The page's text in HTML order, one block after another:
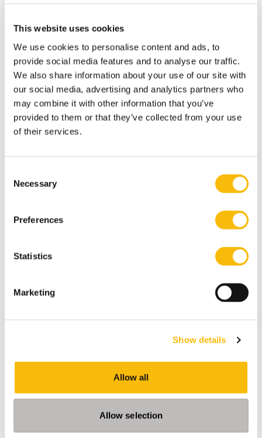
This website uses cookies
We use cookies to personalise content and ads, to
provide social media features and to analyse our traffic.
We also share information about your use of our site with
our social media, advertising and analytics partners who
may combine it with other information that you’ve
provided to them or that they’ve collected from your use
of their services.
Selection
Necessary
Preferences
Statistics
Marketing
Show details
Allow all
Allow selection
2022
Nuis, J.W., Peters, P., Blomme, R., Kievit, H., (2021)
Dialogues in Sustainable HRM: Examining and
Positioning Intended and Continuous Dialogue in
Sustainable HRM Using a Complexity Thinking
Approach; Sustainability, 13(19), pp1-20; 10853
Engelberts, L., Rheede, A. van, H. Kievit, A. Nijhof;
Explorative Study from the Inside-out Perspective;
Agricultural Innovations and their Impact”. 11, 2116.
Van Hal, A., Kievit, H. and Nijhof, A. (2020), CSR in the
Netherlands (chapter 17), 380-392. In: Idowu, S. (eds.),
Responsibility: In the Era of Sustainable Development
Goals, Springer.
Ecosystems; Cooperative Approaches for a Changing
World, Springer.
Akterujjaman, S.M., Mulder, R., Kievit, H., (2020) The
influence of strategic orientation on co-creation in
smart city projects: enjoy the benefits of collaboration.
International Journal of Construction Management